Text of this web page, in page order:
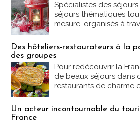
Spécialistes des
séjours thématiques
mesure, organisés à
Des hôteliers-restaurateurs à la
des groupes
Pour redécouvrir la
de beaux séjours dans
restaurants de charme
Un acteur incontournable du
France